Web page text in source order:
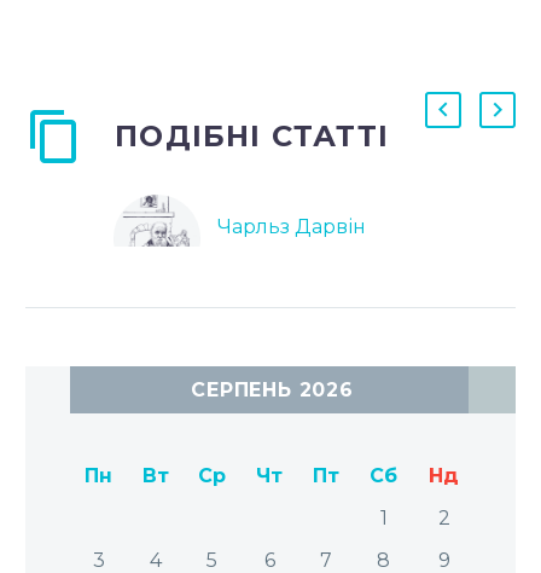
ПОДІБНІ СТАТТІ
Чарльз Дарвін
СЕРПЕНЬ 2026
Пн Вт Ср Чт Пт Сб
Нд
1
2
3
4 5 6 7 8
9